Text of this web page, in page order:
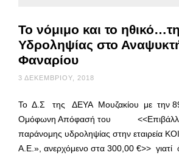
Το νόμιμο και το
Υδροληψίας στο
Φαναρίου
3 ΔΕΚΕΜΒΡΊΟΥ, 2018
Το Δ.Σ της ΔΕΥΑ Μουζακίου με την
Ομόφωνη Απόφασή του <<Επιβάλλει
παράνομης υδροληψίας στην
Α.Ε.», ανερχόμενο στα 300,00 €>>